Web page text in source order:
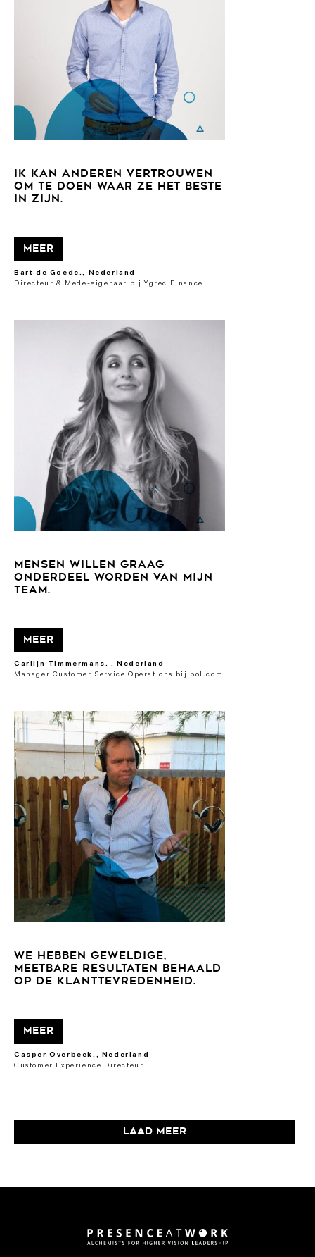
IK KAN ANDEREN VERTROUWEN
OM TE DOEN WAAR ZE HET BESTE
IN ZIJN.
Meer
Bart de Goede., Nederland
Directeur & Mede-eigenaar bij Ygrec Finance
MENSEN WILLEN GRAAG
ONDERDEEL WORDEN VAN MIJN
TEAM.
Meer
Carlijn Timmermans. , Nederland
Manager Customer Service Operations bij bol.com
WE HEBBEN GEWELDIGE,
MEETBARE RESULTATEN BEHAALD
OP DE KLANTTEVREDENHEID.
Meer
Casper Overbeek., Nederland
Customer Experience Directeur
Laad meer